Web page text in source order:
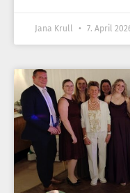
Jana Krull 7. April